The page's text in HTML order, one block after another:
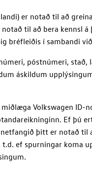
er notað til að
til að bera kennsl á
bréfleiðis í sambandi
póstnúmeri, stað,
áskildum
miðlæga Volkswagen ID-
Ef þú
þitt er notað til
ef spurningar koma